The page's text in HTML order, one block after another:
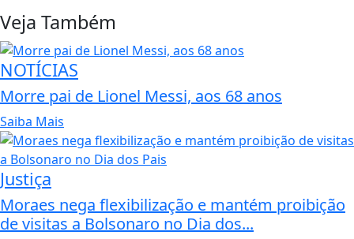
Veja Também
NOTÍCIAS
Morre pai de Lionel Messi, aos 68 anos
Saiba Mais
Justiça
Moraes nega flexibilização e mantém proibição
de visitas a Bolsonaro no Dia dos...